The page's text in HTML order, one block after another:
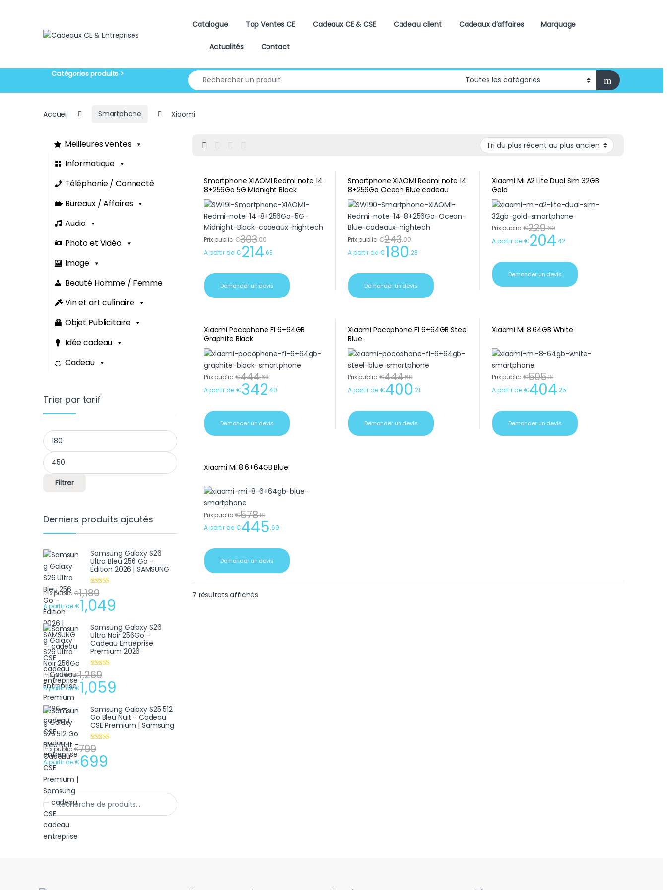
Catalogue
Top Ventes CE Cadeaux CE & CSE Cadeau client Cadeaux d’affaires Marquage
Actualités Contact
Search for:
Accueil Smartphone Xiaomi
Smartphone XIAOMI Redmi note 14
8+256Go 5G Midnight Black
cadeau entreprise original
Prix public €303.00
A partir de €214.63
Demander un devis
Smartphone XIAOMI Redmi note 14
8+256Go Ocean Blue cadeau
d’entreprise
Prix public €243.00
A partir de €180.23
Demander un devis
Xiaomi Mi A2 Lite Dual Sim 32GB
Gold
Prix public €229.69
A partir de €204.42
Demander un devis
Xiaomi Pocophone F1 6+64GB
Graphite Black
Prix public €444.68
A partir de €342.40
Demander un devis
Xiaomi Pocophone F1 6+64GB Steel
Blue
Prix public €444.68
A partir de €400.21
Demander un devis
Xiaomi Mi 8 64GB White
Prix public €505.31
A partir de €404.25
Demander un devis
Xiaomi Mi 8 6+64GB Blue
Prix public €578.81
A partir de €445.69
Demander un devis
7 résultats affichés
Meilleures ventes
Informatique
Téléphonie / Connecté
Bureaux / Affaires
Audio
Photo et Vidéo
Image
Beauté Homme / Femme
Vin et art culinaire
Objet Publicitaire
Idée cadeau
Cadeau
Trier par tarif
Prix min
Prix max
Filtrer
Derniers produits ajoutés
Samsung Galaxy S26
Ultra Bleu 256 Go -
Édition 2026 | SAMSUNG
Note
sur 5
Prix public €1,189
A partir de €1,049
Samsung Galaxy S26
Ultra Noir 256Go -
Cadeau Entreprise
Premium 2026
Note
sur 5
Prix public €1,269
A partir de €1,059
Samsung Galaxy S25 512
Go Bleu Nuit - Cadeau
CSE Premium | Samsung
Note
sur 5
Prix public €799
A partir de €699
Recherche pour :